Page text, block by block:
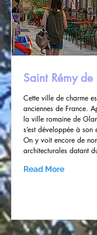
Saint Rémy de
Cette ville de charme
anciennes de France.
la ville romaine de
s’est développée à son
On y voit encore de
architecturales datant
Read More